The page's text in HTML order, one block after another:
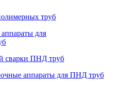
труб
для
сварки ПНД труб
аппараты для ПНД труб